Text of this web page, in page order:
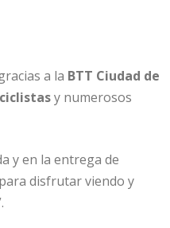
a la BTT Ciudad de
y numerosos
y en la entrega de
disfrutar viendo y